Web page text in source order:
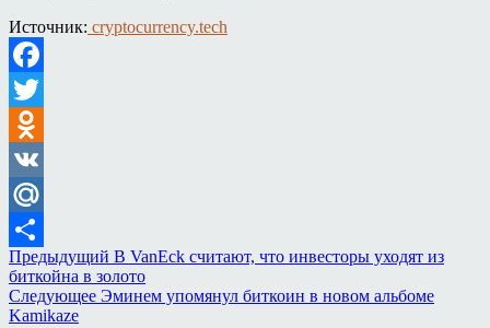
Источник: cryptocurrency.tech
Facebook
Twitter
Odnoklassniki
VK
Mail.Ru
Отправить
Предыдущий В VanEck считают, что инвесторы уходят из
биткойна в золото
Следующее Эминем упомянул биткоин в новом альбоме
Kamikaze